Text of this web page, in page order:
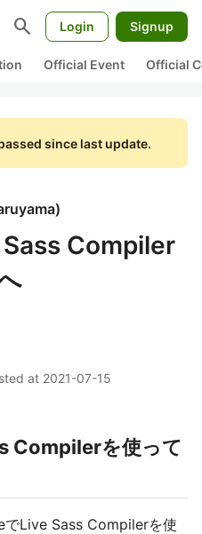
search Login Signup
Official Event Official
since last update.
)
Compiler
at 2021-07-15
Compilerを使って
でLive Sass Compilerを使